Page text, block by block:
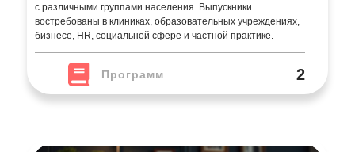
с различными группами населения. Выпускники
востребованы в клиниках, образовательных учреждениях,
бизнесе, HR, социальной сфере и частной практике.
Программ 2